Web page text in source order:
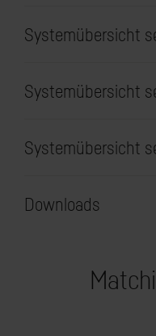
Systemübersicht
Systemübersicht
Systemübersicht
Downloads